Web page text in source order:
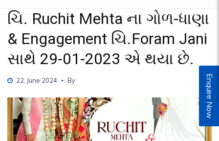
ચિ. Ruchit Mehta ના ગોળ-ધાણા
& Engagement ચિ.Foram Jani
સાથે 29-01-2023 એ થયા છે.
22, June 2024 By Enquire Now